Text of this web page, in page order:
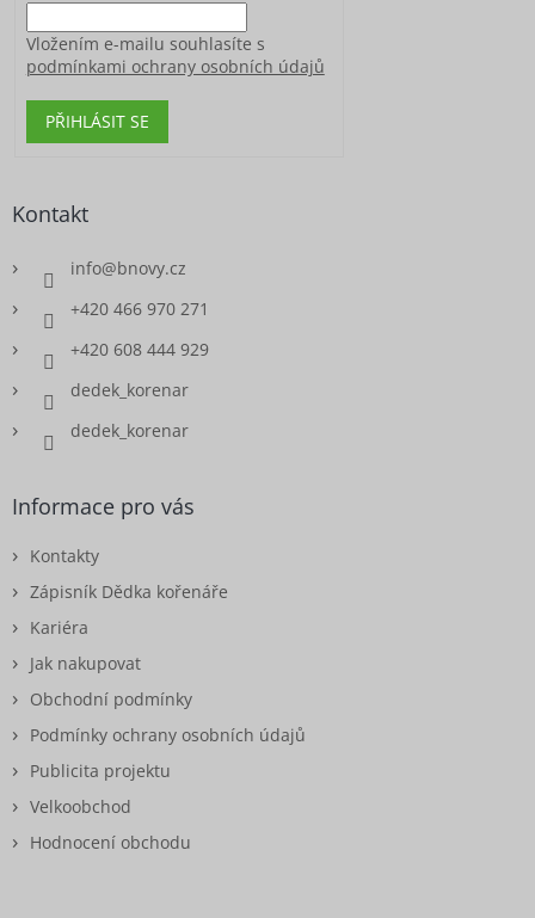
Vložením e-mailu souhlasíte s
podmínkami ochrany osobních údajů
PŘIHLÁSIT SE
Kontakt
info@bnovy.cz
+420 466 970 271
+420 608 444 929
dedek_korenar
dedek_korenar
Informace pro vás
Kontakty
Zápisník Dědka kořenáře
Kariéra
Jak nakupovat
Obchodní podmínky
Podmínky ochrany osobních údajů
Publicita projektu
Velkoobchod
Hodnocení obchodu